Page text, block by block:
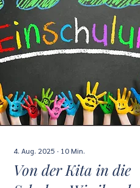
4. Aug. 2025 ∙ 10 Min.
Von der Kita in die